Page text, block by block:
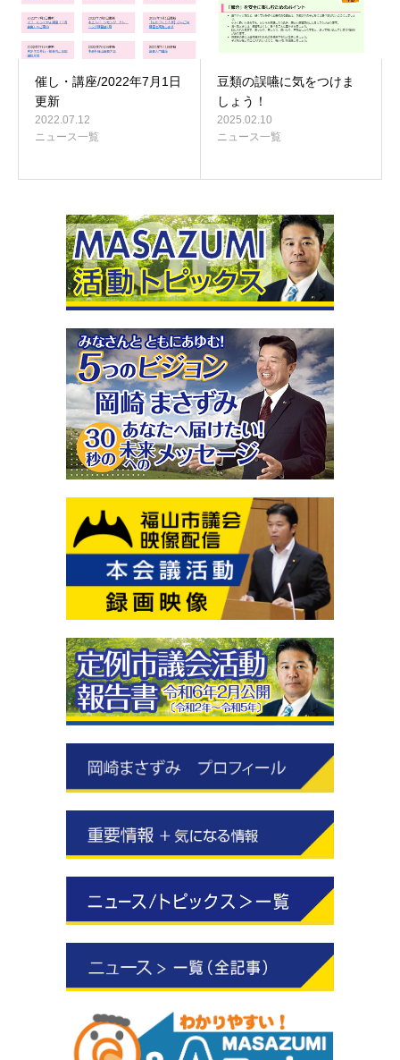
催し・講座/2022年7月1日
更新
2022.07.12
ニュース一覧
豆類の誤嚥に気をつけま
しょう！
2025.02.10
ニュース一覧